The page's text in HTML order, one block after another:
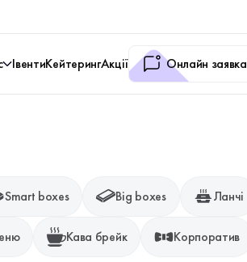
ІвентиКейтерингАкції Онлайн заявка
Smart boxes Big boxes Ланчі
Кава брейк Корпоратив